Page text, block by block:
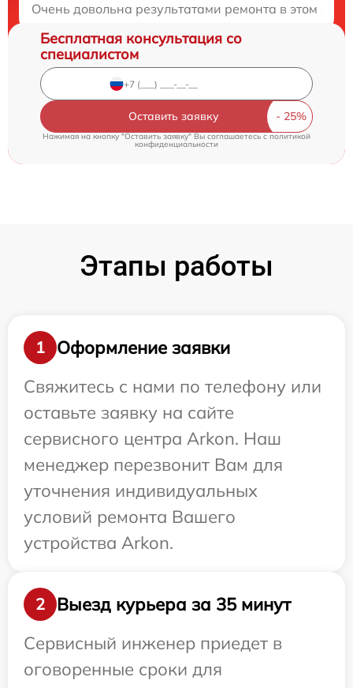
Очень довольна результатами ремонта в этом
Бесплатная консультация со
специалистом
Оставить заявку
Нажимая на кнопку "Оставить заявку" Вы соглашаетесь c политикой
конфиденциальности
Этапы работы
1
Оформление заявки
Свяжитесь с нами по телефону или
оставьте заявку на сайте
сервисного центра Arkon. Наш
менеджер перезвонит Вам для
уточнения индивидуальных
условий ремонта Вашего
устройства Arkon.
2
Выезд курьера за 35 минут
Сервисный инженер приедет в
оговоренные сроки для